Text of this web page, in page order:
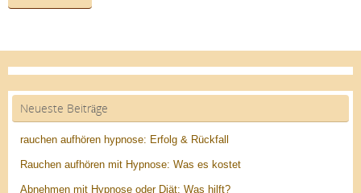
Neueste Beiträge
rauchen aufhören hypnose: Erfolg & Rückfall
Rauchen aufhören mit Hypnose: Was es kostet
Abnehmen mit Hypnose oder Diät: Was hilft?